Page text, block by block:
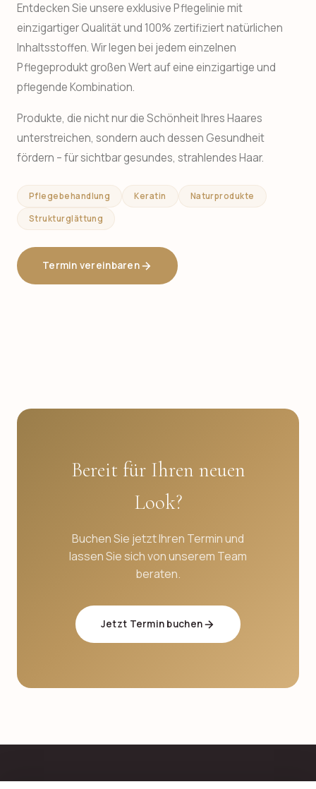
Entdecken Sie unsere exklusive Pflegelinie mit
einzigartiger Qualität und 100% zertifiziert natürlichen
Inhaltsstoffen. Wir legen bei jedem einzelnen
Pflegeprodukt großen Wert auf eine einzigartige und
pflegende Kombination.
Produkte, die nicht nur die Schönheit Ihres Haares
unterstreichen, sondern auch dessen Gesundheit
fördern – für sichtbar gesundes, strahlendes Haar.
Pflegebehandlung Keratin Naturprodukte
Strukturglättung
Termin vereinbaren
Bereit für Ihren neuen
Look?
Buchen Sie jetzt Ihren Termin und
lassen Sie sich von unserem Team
beraten.
Jetzt Termin buchen